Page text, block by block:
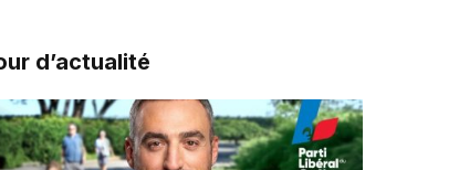
d’actualité